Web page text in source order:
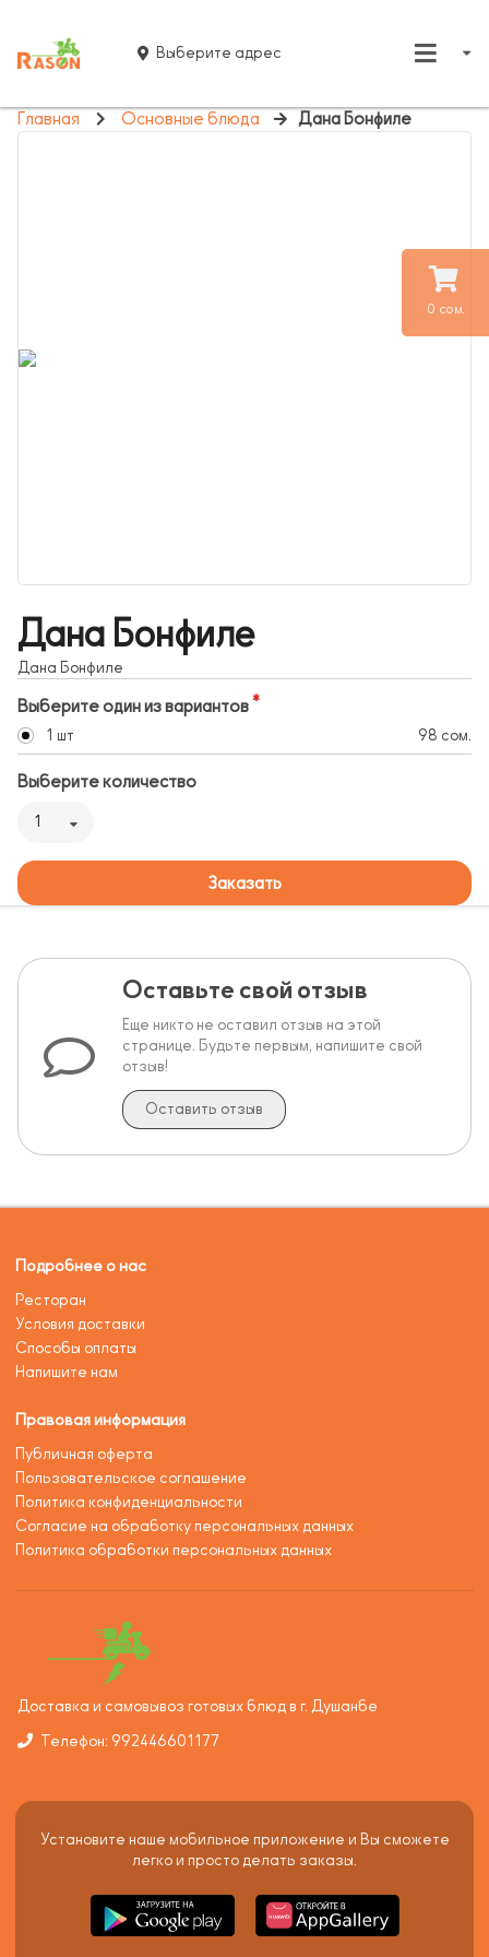
0 сом.
Выберите адрес
Главная Основные блюда Дана Бонфиле
Дана Бонфиле
Дана Бонфиле
Выберите один из вариантов
1 шт 98 сом.
Выберите количество
1
Заказать
Оставьте свой отзыв
Еще никто не оставил отзыв на этой
странице. Будьте первым, напишите свой
отзыв!
Оставить отзыв
Подробнее о нас
Ресторан
Условия доставки
Способы оплаты
Напишите нам
Правовая информация
Публичная оферта
Пользовательское соглашение
Политика конфиденциальности
Согласие на обработку персональных данных
Политика обработки персональных данных
Доставка и самовывоз готовых блюд в г. Душанбе
Телефон: 992446601177
Установите наше мобильное приложение и Вы сможете
легко и просто делать заказы.